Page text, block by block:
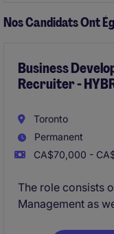
répondre à leurs
évolution de
Nos Candidats Ont
Business
Recruiter -
Toronto
Permanent
CA$70,000 -
The role consists
Management as